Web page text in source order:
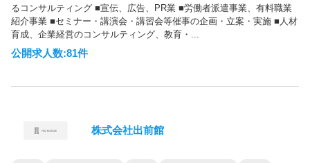
るコンサルティング ■宣伝、広告、PR業 ■労働者派遣事業、有料職業
紹介事業 ■セミナー・講演会・講習会等催事の企画・立案・実施 ■人材
育成、企業経営のコンサルティング、教育・...
公開求人数:81件
株式会社出前館